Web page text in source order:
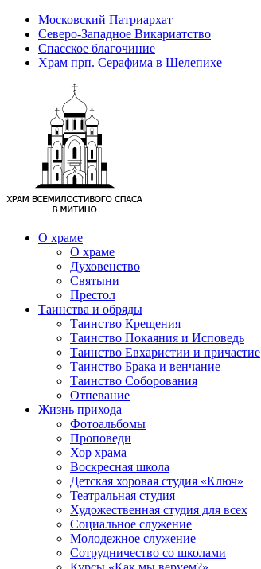
Московский Патриархат
Северо-Западное Викариатство
Спасское благочиние
Храм прп. Серафима в Шелепихе
О храме
О храме
Духовенство
Святыни
Престол
Таинства и обряды
Таинство Крещения
Таинство Покаяния и Исповедь
Таинство Евхаристии и причастие
Таинство Брака и венчание
Таинство Соборования
Отпевание
Жизнь прихода
Фотоальбомы
Проповеди
Хор храма
Воскресная школа
Детская хоровая студия «Ключ»
Театральная студия
Х​удожественная студия для всех
Социальное служение
Молодежное служение
Сотрудничество со школами